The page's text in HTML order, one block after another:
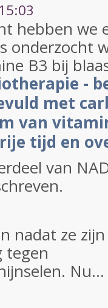
hebben we
onderzocht
B3 bij
-
met
van
tijd en
van
nadat ze
tegen
Nu...